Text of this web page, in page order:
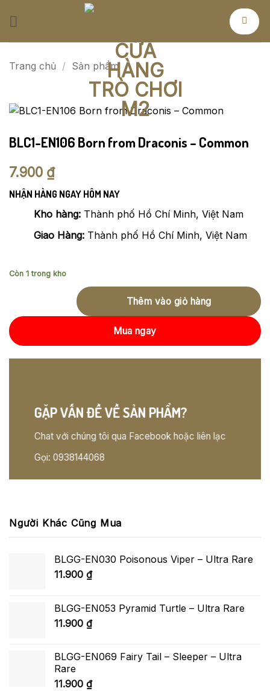
Trang chủ / Sản phẩm
BLC1-EN106 Born from Draconis – Common
7.900 ₫
NHẬN HÀNG NGAY HÔM NAY
Kho hàng: Thành phố Hồ Chí Minh, Việt Nam
Giao Hàng: Thành phố Hồ Chí Minh, Việt Nam
Còn 1 trong kho
Thêm vào giỏ hàng
Mua ngay
GẶP VẤN ĐỀ VỀ SẢN PHẨM?
Chat với chúng tôi qua Facebook hoặc liên lạc
Gọi: 0938144068
Người Khác Cũng Mua
BLGG-EN030 Poisonous Viper – Ultra Rare
11.900 ₫
BLGG-EN053 Pyramid Turtle – Ultra Rare
11.900 ₫
BLGG-EN069 Fairy Tail – Sleeper – Ultra
Rare
11.900 ₫